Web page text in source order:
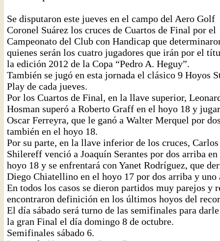
Se disputaron este jueves en el campo del Aero Golf
Coronel Suárez los cruces de Cuartos de Final por el
Campeonato del Club con Handicap que
quienes serán los cuatro jugadores que irán por el
la edición 2012 de la Copa “Pedro A. Heguy”.
También se jugó en esta jornada el clásico 9 Hoyos
Play de cada jueves.
Por los Cuartos de Final, en la llave superior,
Hosman superó a Roberto Graff en el hoyo 18 y
Oscar Ferreyra, que le ganó a Walter Merquel por
también en el hoyo 18.
Por su parte, en la llave inferior de los cruces, Carlos
Shilereff venció a Joaquín Serantes por dos arriba en
hoyo 18 y se enfrentará con Yanet Rodríguez, que
Diego Chiatellino en el hoyo 17 por dos arriba y uno
En todos los casos se dieron partidos muy parejos y
encontraron definición en los últimos hoyos del
El día sábado será turno de las semifinales para
la gran Final el día domingo 8 de octubre.
Semifinales sábado 6.